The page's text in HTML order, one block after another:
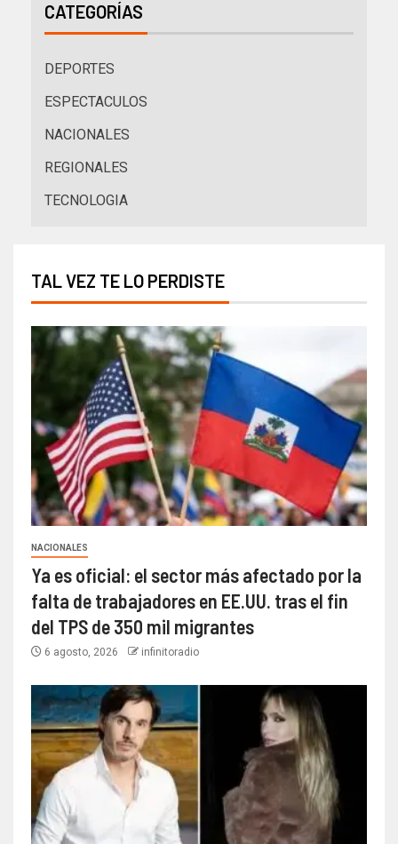
CATEGORÍAS
DEPORTES
ESPECTACULOS
NACIONALES
REGIONALES
TECNOLOGIA
TAL VEZ TE LO PERDISTE
NACIONALES
Ya es oficial: el sector más afectado por la
falta de trabajadores en EE.UU. tras el fin
del TPS de 350 mil migrantes
6 agosto, 2026 infinitoradio